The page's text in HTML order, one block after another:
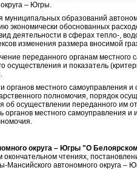
– Югры.
муниципальных образований
экономически обоснованных
деятельности в сферах тепло-,
изменения размера вносимой
переданного органам местного
осуществления и показатель
местного самоуправления и
полномочия, порядок
об осуществлении переданного им
органов местного
округа – Югры "О
окончательном чтениях,
Мансийского автономного округа –